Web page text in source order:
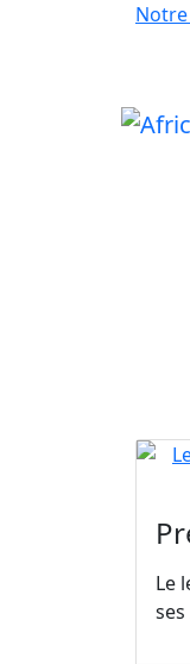
Le
ses